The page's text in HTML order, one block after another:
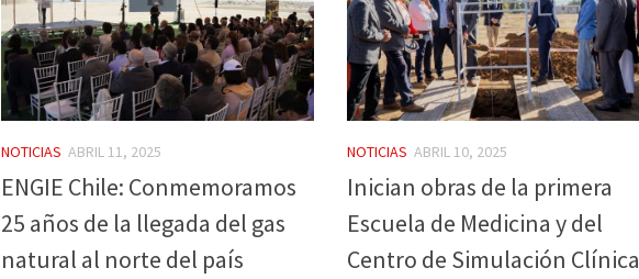
NOTICIAS ABRIL 11, 2025
ENGIE Chile: Conmemoramos
25 años de la llegada del gas
natural al norte del país
NOTICIAS ABRIL 10, 2025
Inician obras de la primera
Escuela de Medicina y del
Centro de Simulación Clínica